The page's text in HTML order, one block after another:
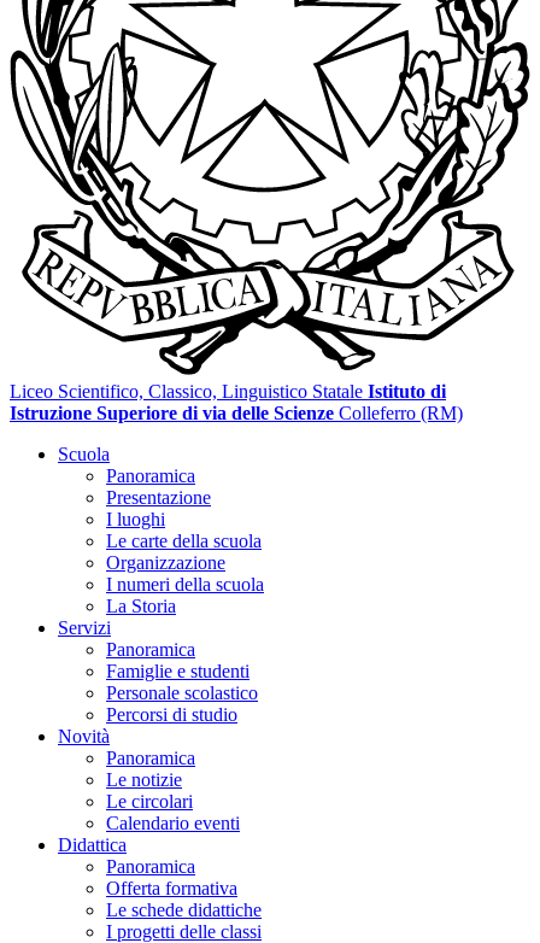
Liceo Scientifico, Classico, Linguistico Statale Istituto di
Istruzione Superiore di via delle Scienze Colleferro (RM)
Scuola
Panoramica
Presentazione
I luoghi
Le carte della scuola
Organizzazione
I numeri della scuola
La Storia
Servizi
Panoramica
Famiglie e studenti
Personale scolastico
Percorsi di studio
Novità
Panoramica
Le notizie
Le circolari
Calendario eventi
Didattica
Panoramica
Offerta formativa
Le schede didattiche
I progetti delle classi